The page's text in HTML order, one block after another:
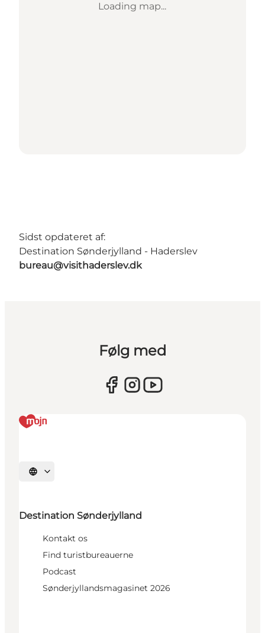
Loading map...
Sidst opdateret af:
Destination Sønderjylland - Haderslev
bureau@visithaderslev.dk
Følg med
Vælg sprog
Destination Sønderjylland
Kontakt os
Find turistbureauerne
Podcast
Sønderjyllandsmagasinet 2026